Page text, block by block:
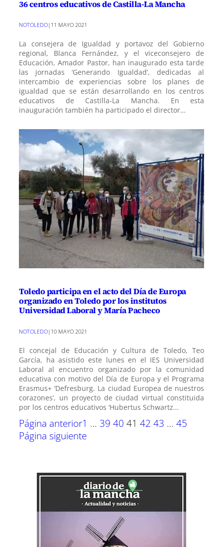
36 centros educativos de Castilla-La Mancha
NOTOLEDO| 11 MAYO 2021
La consejera de Igualdad y portavoz del Gobierno
regional, Blanca Fernández, y el viceconsejero de
Educación, Amador Pastor, han inaugurado esta tarde
las jornadas ‘Generando Igualdad’, dedicadas al
intercambio de experiencias sobre los planes de
igualdad que se están desarrollando en los centros
educativos de Castilla-La Mancha. En esta
inauguración también ha participado el director…
Toledo participa en el acto del Día de Europa
organizado en Toledo por los institutos
Universidad Laboral y María Pacheco
NOTOLEDO| 10 MAYO 2021
El concejal de Educación y Cultura de Toledo, Teo
García, ha asistido este lunes en el IES Universidad
Laboral al encuentro organizado por la comunidad
educativa con motivo del Día de Europa y el Programa
Erasmus+ ‘Defresburg. La ciudad Europea de nuestros
corazones’, un proyecto de ciudad virtual constituida
por los centros educativos ‘Hubertus Schwartz…
Página anterior1 … 39 40 41 42 43 … 45
Página siguiente